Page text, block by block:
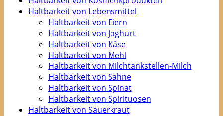
Haltbarkeit von Lebensmittel
Haltbarkeit von Eiern
Haltbarkeit von Joghurt
Haltbarkeit von Käse
Haltbarkeit von Mehl
Haltbarkeit von Milchtankstellen-Milch
Haltbarkeit von Sahne
Haltbarkeit von Spinat
Haltbarkeit von Spirituosen
Haltbarkeit von Sauerkraut